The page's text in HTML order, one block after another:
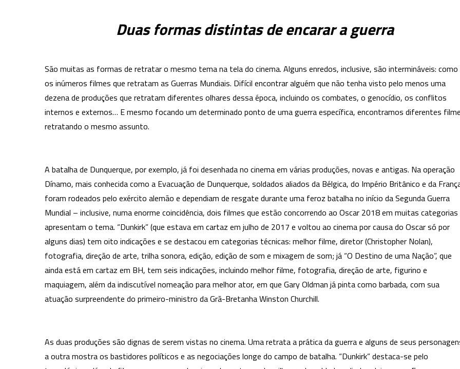
Duas formas distintas de encarar a guerra
São muitas as formas de retratar o mesmo tema na tela do cinema. Alguns enredos, inclusive, são intermináveis: como
os inúmeros filmes que retratam as Guerras Mundiais. Difícil encontrar alguém que não tenha visto pelo menos uma
dezena de produções que retratam diferentes olhares dessa época, incluindo os combates, o genocídio, os conflitos
internos e externos… E mesmo focando um determinado ponto de uma guerra específica, encontramos diferentes
retratando o mesmo assunto.
A batalha de Dunquerque, por exemplo, já foi desenhada no cinema em várias produções, novas e antigas. Na operação
Dínamo, mais conhecida como a Evacuação de Dunquerque, soldados aliados da Bélgica, do Império Britânico e da
foram rodeados pelo exército alemão e dependiam de resgate durante uma feroz batalha no início da Segunda Guerra
Mundial – inclusive, numa enorme coincidência, dois filmes que estão concorrendo ao Oscar 2018 em muitas categorias
apresentam o tema. “Dunkirk” (que estava em cartaz em julho de 2017 e voltou ao cinema por causa do Oscar só por
alguns dias) tem oito indicações e se destacou em categorias técnicas: melhor filme, diretor (Christopher Nolan),
fotografia, direção de arte, trilha sonora, edição, edição de som e mixagem de som; já “O Destino de uma Nação”, que
ainda está em cartaz em BH, tem seis indicações, incluindo melhor filme, fotografia, direção de arte, figurino e
maquiagem, além da indiscutível nomeação para melhor ator, em que Gary Oldman já pinta como barbada, com sua
atuação surpreendente do primeiro-ministro da Grã-Bretanha Winston Churchill.
As duas produções são dignas de serem vistas no cinema. Uma retrata a prática da guerra e alguns de seus
a outra mostra os bastidores políticos e as negociações longe do campo de batalha. “Dunkirk” destaca-se pelo